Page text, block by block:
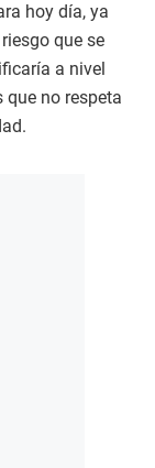
hoy día, ya
que se
a nivel
que no respeta